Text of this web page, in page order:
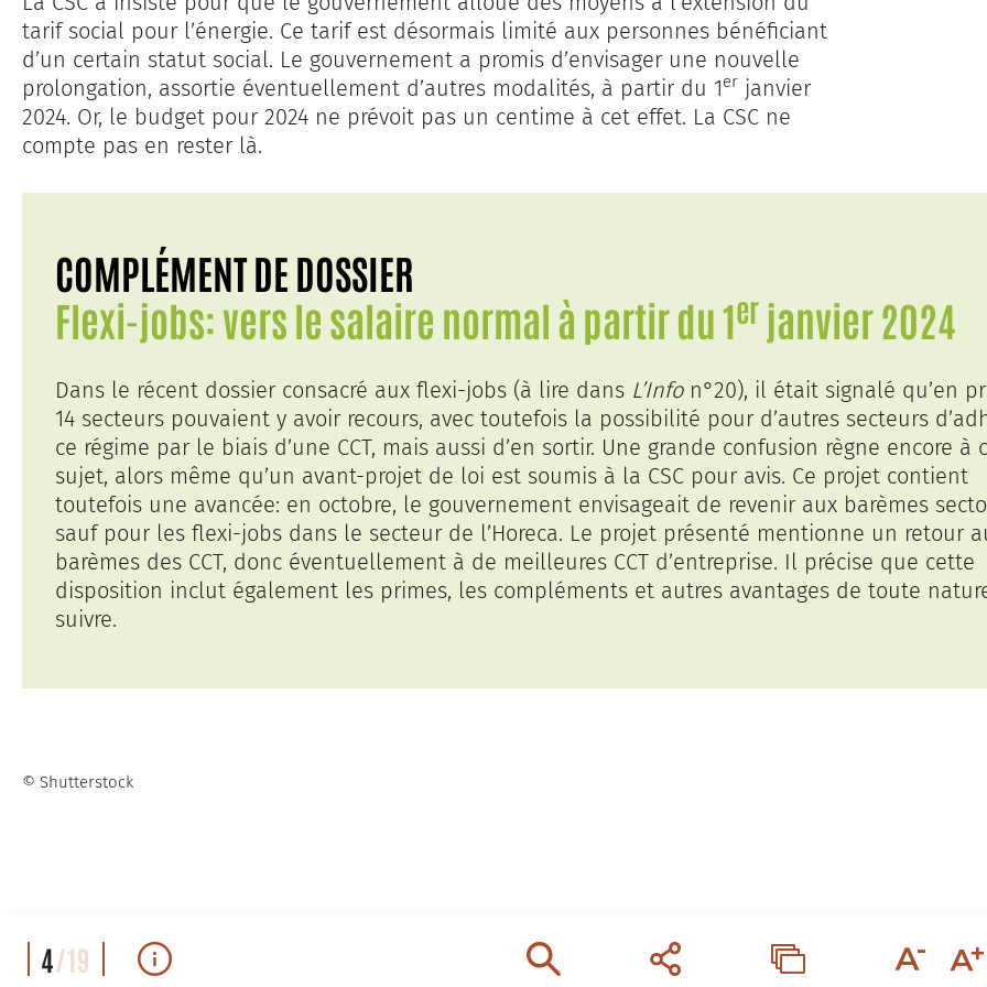
tarif social pour l’énergie. Ce tarif est désormais limité aux personnes bénéficiant
d’un certain statut social. Le gouvernement a promis d’envisager une nouvelle
prolongation, assortie éventuellement d’autres modalités, à partir du 1er janvier
2024. Or, le budget pour 2024 ne prévoit pas un centime à cet effet. La CSC ne
compte pas en rester là.
COMPLÉMENT DE DOSSIER
Flexi-jobs: vers le salaire normal à partir du 1er janvier 2024
Dans le récent dossier consacré aux flexi-jobs (à lire dans L’Infon°20), il était signalé qu’en
14 secteurs pouvaient y avoir recours, avec toutefois la possibilité pour d’autres secteurs
ce régime par le biais d’une CCT, mais aussi d’en sortir. Une grande confusion règne encore à
sujet, alors même qu’un avant-projet de loi est soumis à la CSC pour avis. Ce projet contient
toutefois une avancée: en octobre, le gouvernement envisageait de revenir aux barèmes
sauf pour les flexi-jobs dans le secteur de l’Horeca. Le projet présenté mentionne un retour
barèmes des CCT, donc éventuellement à de meilleures CCT d’entreprise. Il précise que cette
disposition inclut également les primes, les compléments et autres avantages de toute
suivre.
© Shutterstock
4/19